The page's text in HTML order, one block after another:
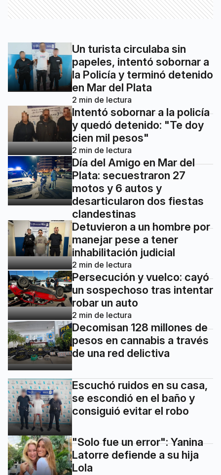
Un turista circulaba sin
papeles, intentó sobornar a
la Policía y terminó detenido
en Mar del Plata
2 min de lectura
Intentó sobornar a la policía
y quedó detenido: "Te doy
cien mil pesos"
2 min de lectura
Día del Amigo en Mar del
Plata: secuestraron 27
motos y 6 autos y
desarticularon dos fiestas
clandestinas
Detuvieron a un hombre por
manejar pese a tener
inhabilitación judicial
2 min de lectura
Persecución y vuelco: cayó
un sospechoso tras intentar
robar un auto
2 min de lectura
Decomisan 128 millones de
pesos en cannabis a través
de una red delictiva
Escuchó ruidos en su casa,
se escondió en el baño y
consiguió evitar el robo
"Solo fue un error": Yanina
Latorre defiende a su hija
Lola